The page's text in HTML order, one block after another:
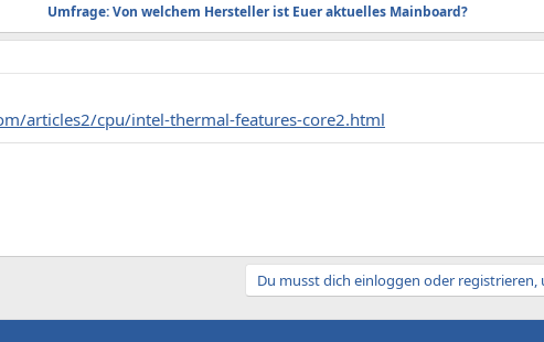
Umfrage: Von welchem Hersteller ist Euer aktuelles Mainboard?
articles2/cpu/intel-thermal-features-core2.html
Du musst dich einloggen oder